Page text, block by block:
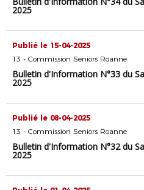
2025
Publié le 15-04-2025
13 - Commission Seniors Roanne
Bulletin d'Information N°33 du
2025
Publié le 08-04-2025
13 - Commission Seniors Roanne
Bulletin d'Information N°32 du
2025